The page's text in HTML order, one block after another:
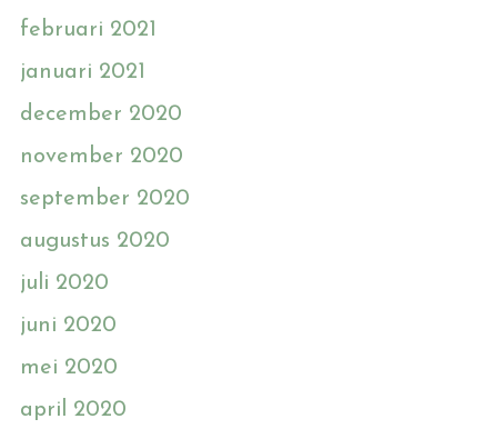
februari 2021
januari 2021
december 2020
november 2020
september 2020
augustus 2020
juli 2020
juni 2020
mei 2020
april 2020